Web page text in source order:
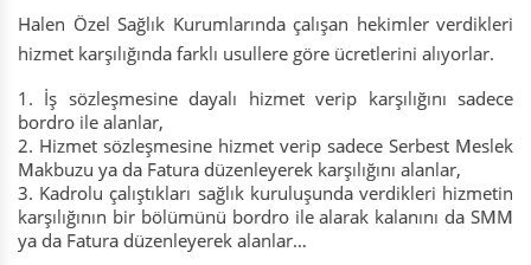
Halen Özel Sağlık Kurumlarında çalışan hekimler verdikleri
hizmet karşılığında farklı usullere göre ücretlerini alıyorlar.
İş sözleşmesine dayalı hizmet verip karşılığını sadece
bordro ile alanlar,
Hizmet sözleşmesine hizmet verip sadece Serbest Meslek
Makbuzu ya da Fatura düzenleyerek karşılığını alanlar,
Kadrolu çalıştıkları sağlık kuruluşunda verdikleri hizmetin
karşılığının bir bölümünü bordro ile alarak kalanını da SMM
ya da Fatura düzenleyerek alanlar…